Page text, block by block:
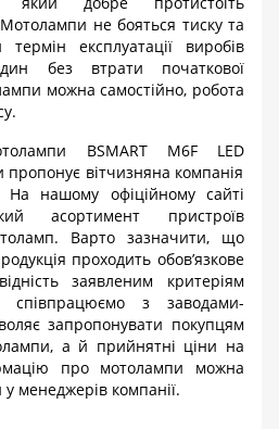
не бояться тиску та
термін експлуатації виробів
без втрати початкової
можна самостійно, робота
BSMARTМ6F
LED
пропонує вітчизняна компанія
На нашому офіційному сайті
асортимент пристроїв
Варто зазначити, що
проходить обов’язкове
заявленим критеріям
з заводами-
запропонувати покупцям
а й прийнятні ціни на
про мотолампи можна
менеджерів компанії.